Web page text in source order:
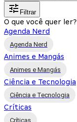
Filtrar
O que você quer ler?
Agenda Nerd
Agenda Nerd
Animes e Mangás
Animes e Mangás
Ciência e Tecnologia
Ciência e Tecnologia
Críticas
Críticas